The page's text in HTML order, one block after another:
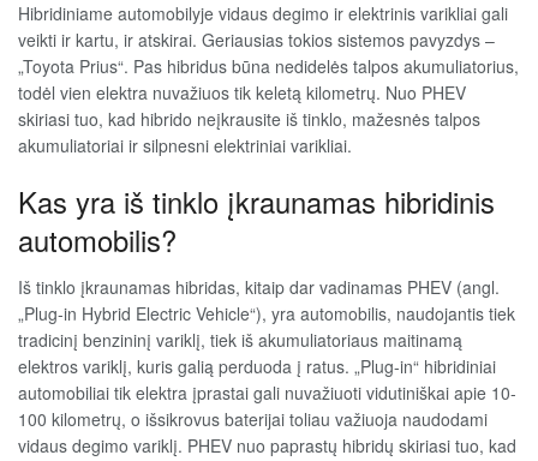
Hibridiniame automobilyje vidaus degimo ir elektrinis varikliai gali
veikti ir kartu, ir atskirai. Geriausias tokios sistemos pavyzdys –
„Toyota Prius“. Pas hibridus būna nedidelės talpos akumuliatorius,
todėl vien elektra nuvažiuos tik keletą kilometrų. Nuo PHEV
skiriasi tuo, kad hibrido neįkrausite iš tinklo, mažesnės talpos
akumuliatoriai ir silpnesni elektriniai varikliai.
Kas yra iš tinklo įkraunamas hibridinis
automobilis?
Iš tinklo įkraunamas hibridas, kitaip dar vadinamas PHEV (angl.
„Plug-in Hybrid Electric Vehicle“), yra automobilis, naudojantis tiek
tradicinį benzininį variklį, tiek iš akumuliatoriaus maitinamą
elektros variklį, kuris galią perduoda į ratus. „Plug-in“ hibridiniai
automobiliai tik elektra įprastai gali nuvažiuoti vidutiniškai apie 10-
100 kilometrų, o išsikrovus baterijai toliau važiuoja naudodami
vidaus degimo variklį. PHEV nuo paprastų hibridų skiriasi tuo, kad